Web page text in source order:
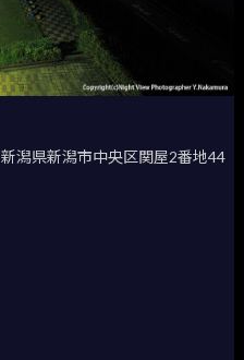
新潟県新潟市中央区関屋2番地44